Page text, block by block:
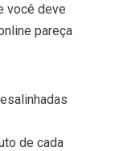
você deve
pareça
de cada